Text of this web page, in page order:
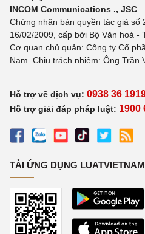
INCOM Communications ., JSC
Chứng nhận bản quyền tác giả số
16/02/2009, cấp bởi Bộ Văn hoá -
Cơ quan chủ quản: Công ty Cổ
Nam. Chịu trách nhiệm: Ông Trần
Hỗ trợ về dịch vụ: 0938 36
Hỗ trợ giải đáp pháp luật: 1900
TẢI ỨNG DỤNG LUATVIETNAM